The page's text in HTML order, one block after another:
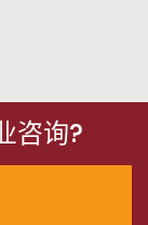
咨询?